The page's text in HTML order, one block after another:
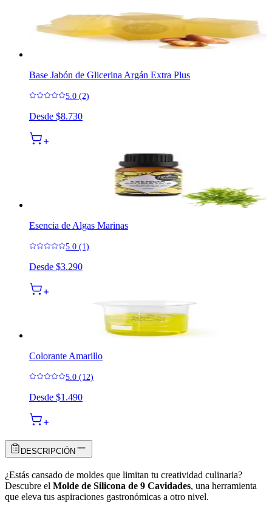
Base Jabón de Glicerina Argán Extra Plus
5.0 (2)
Desde $8.730
Esencia de Algas Marinas
5.0 (1)
Desde $3.290
Colorante Amarillo
5.0 (12)
Desde $1.490
DESCRIPCIÓN
¿Estás cansado de moldes que limitan tu creatividad culinaria?
Descubre el Molde de Silicona de 9 Cavidades, una herramienta
que eleva tus aspiraciones gastronómicas a otro nivel.